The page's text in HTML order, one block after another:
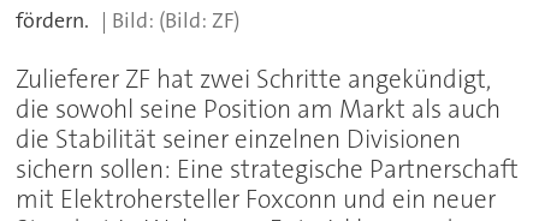
fördern.
(Bild: ZF)
Zulieferer ZF hat zwei Schritte angekündigt,
die sowohl seine Position am Markt als auch
die Stabilität seiner einzelnen Divisionen
sichern sollen: Eine strategische Partnerschaft
mit Elektrohersteller Foxconn und ein neuer